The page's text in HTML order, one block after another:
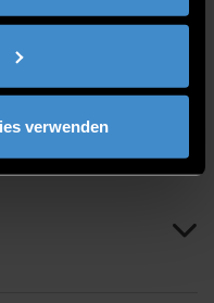
verwenden
following link: